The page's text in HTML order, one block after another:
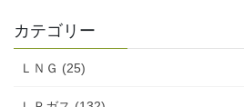
カテゴリー
ＬＮＧ (25)